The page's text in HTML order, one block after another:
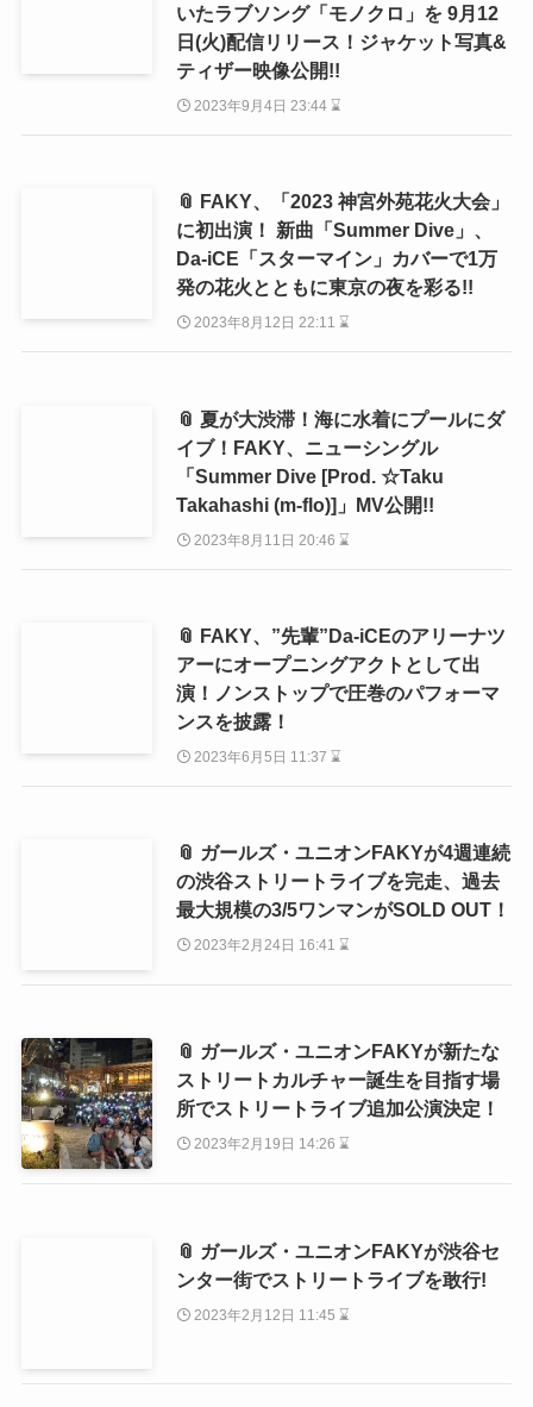
いたラブソング「モノクロ」を 9月12
日(火)配信リリース！ジャケット写真&
ティザー映像公開!!
2023年9月4日 23:44 ⌛
📎 FAKY、「2023 神宮外苑花火大会」
に初出演！ 新曲「Summer Dive」、
Da-iCE「スターマイン」カバーで1万
発の花火とともに東京の夜を彩る!!
2023年8月12日 22:11 ⌛
📎 夏が大渋滞！海に水着にプールにダ
イブ！FAKY、ニューシングル
「Summer Dive [Prod. ☆Taku
Takahashi (m-flo)]」MV公開!!
2023年8月11日 20:46 ⌛
📎 FAKY、”先輩”Da-iCEのアリーナツ
アーにオープニングアクトとして出
演！ノンストップで圧巻のパフォーマ
ンスを披露！
2023年6月5日 11:37 ⌛
📎 ガールズ・ユニオンFAKYが4週連続
の渋谷ストリートライブを完走、過去
最大規模の3/5ワンマンがSOLD OUT！
2023年2月24日 16:41 ⌛
📎 ガールズ・ユニオンFAKYが新たな
ストリートカルチャー誕生を目指す場
所でストリートライブ追加公演決定！
2023年2月19日 14:26 ⌛
📎 ガールズ・ユニオンFAKYが渋谷セ
ンター街でストリートライブを敢行!
2023年2月12日 11:45 ⌛